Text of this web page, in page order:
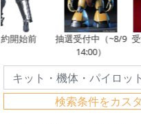
開始前
抽選受付中（~8/9
14:00）
検索条件をカス
索
グ
レ